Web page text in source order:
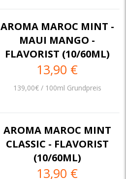
AROMA MAROC MINT -
MAUI MANGO -
FLAVORIST (10/60ML)
13,90 €
139,00€ / 100ml Grundpreis
AROMA MAROC MINT
CLASSIC - FLAVORIST
(10/60ML)
13,90 €